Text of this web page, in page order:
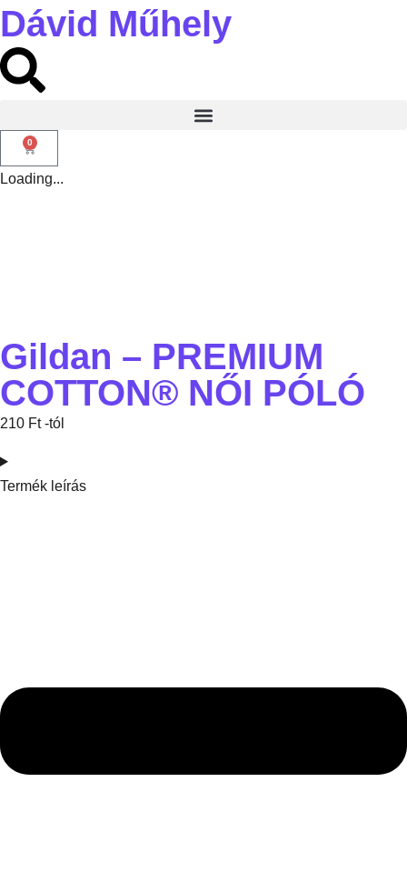
Dávid Műhely
0
Loading...
Gildan – PREMIUM
COTTON® NŐI PÓLÓ
210 Ft-tól
Termék leírás